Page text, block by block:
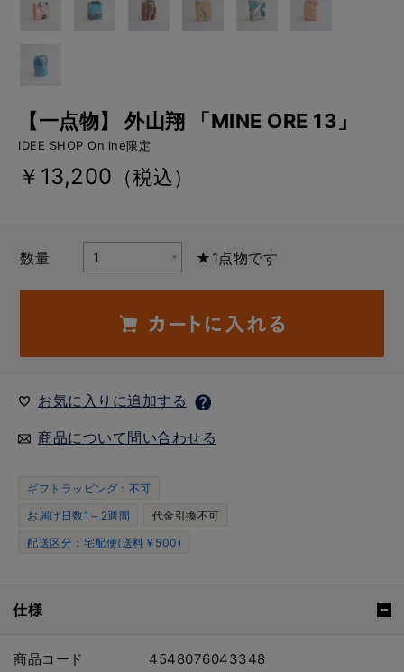
【一点物】 外山翔 「MINE ORE 13」
IDEE SHOP Online限定
￥13,200 （税込）
数量 ★1点物です
お気に入りに追加する
商品について問い合わせる
ギフトラッピング：不可
お届け日数1～2週間
代金引換不可
配送区分：宅配便(送料￥500)
仕様
商品コード
4548076043348